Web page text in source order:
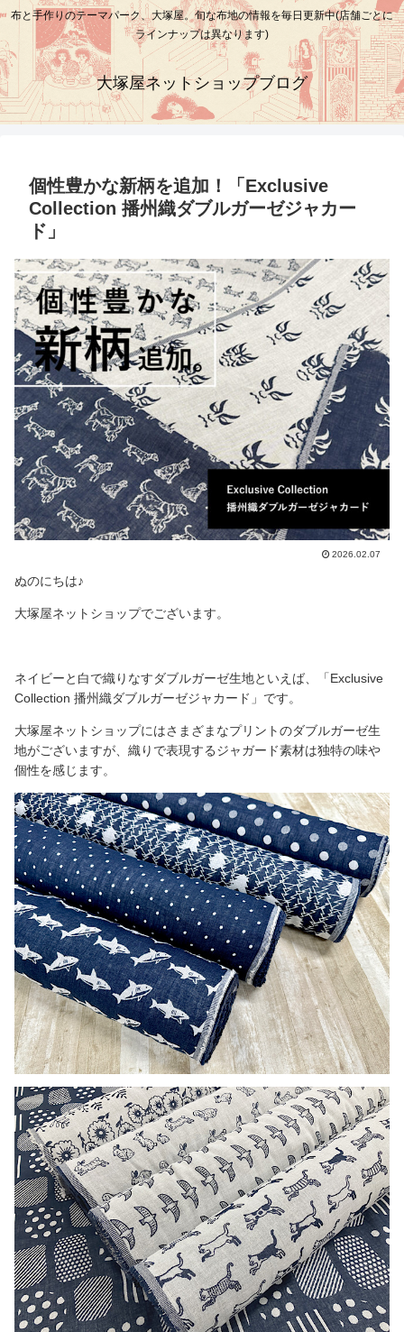
布と手作りのテーマパーク、大塚屋。旬な布地の情報を毎日更新中(店舗ごとに
ラインナップは異なります)
大塚屋ネットショップブログ
個性豊かな新柄を追加！「Exclusive
Collection 播州織ダブルガーゼジャカー
ド」
2026.02.07
ぬのにちは♪
大塚屋ネットショップでございます。
ネイビーと白で織りなすダブルガーゼ生地といえば、「Exclusive
Collection 播州織ダブルガーゼジャカード」です。
大塚屋ネットショップにはさまざまなプリントのダブルガーゼ生
地がございますが、織りで表現するジャガード素材は独特の味や
個性を感じます。